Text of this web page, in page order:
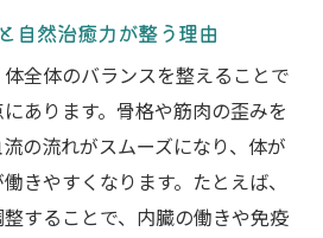
自然治癒力が整う理由
全体のバランスを整えることで
あります。骨格や筋肉の歪みを
の流れがスムーズになり、体が
きやすくなります。たとえば、
することで、内臓の働きや免疫